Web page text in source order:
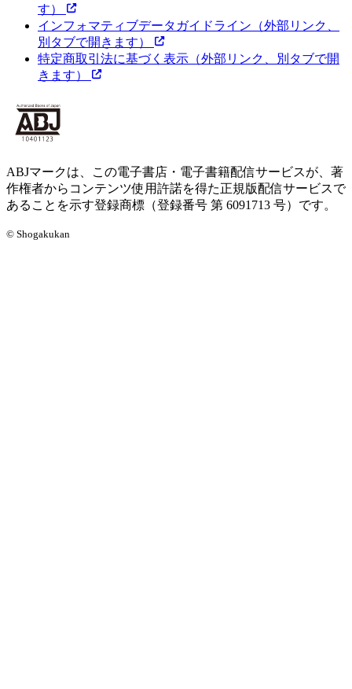
す）
インフォマティブデータガイドライン （外部リンク、
別タブで開きます）
特定商取引法に基づく表示 （外部リンク、別タブで開
きます）
ABJマークは、この電子書店・電子書籍配信サービスが、著
作権者からコンテンツ使用許諾を得た正規版配信サービスで
あることを示す登録商標（登録番号 第 6091713 号）です。
© Shogakukan